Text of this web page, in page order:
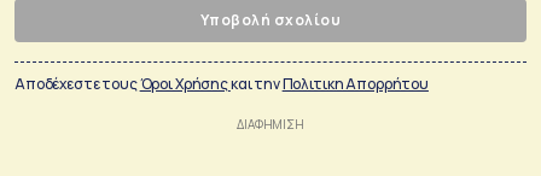
Υποβολή σχολίου
Αποδέχεστε τουςΌροι Χρήσηςκαι τηνΠολιτικη Απορρήτου